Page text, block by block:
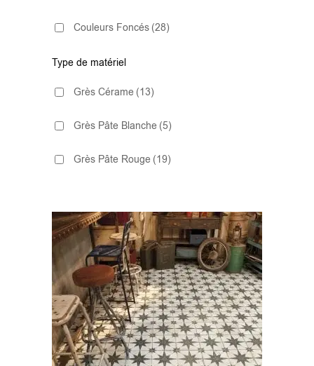
75x75(2)
Couleurs Foncés (28)
Type de matériel
Grès Cérame (13)
Grès Pâte Blanche (5)
Grès Pâte Rouge (19)